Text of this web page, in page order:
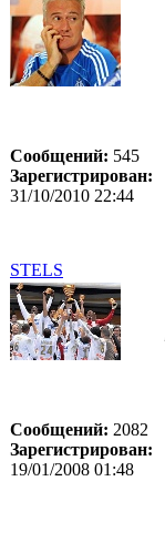
Сообщений: 545
Зарегистрирован:
31/10/2010 22:44
STELS
Сообщений: 2082
Зарегистрирован:
19/01/2008 01:48